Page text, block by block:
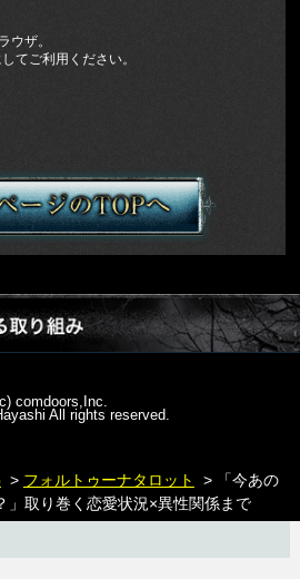
ウザ。
てご利用ください。
comdoors,Inc.
All rights reserved.
> フォルトゥーナタロット
> 「今あの
」取り巻く恋愛状況×異性関係まで